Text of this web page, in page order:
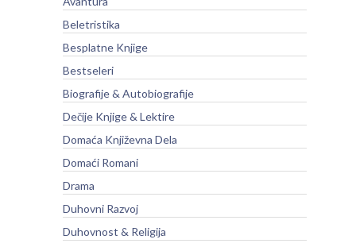
Beletristika
Besplatne Knjige
Bestseleri
Biografije & Autobiografije
Dečije Knjige & Lektire
Domaća Književna Dela
Domaći Romani
Drama
Duhovni Razvoj
Duhovnost & Religija